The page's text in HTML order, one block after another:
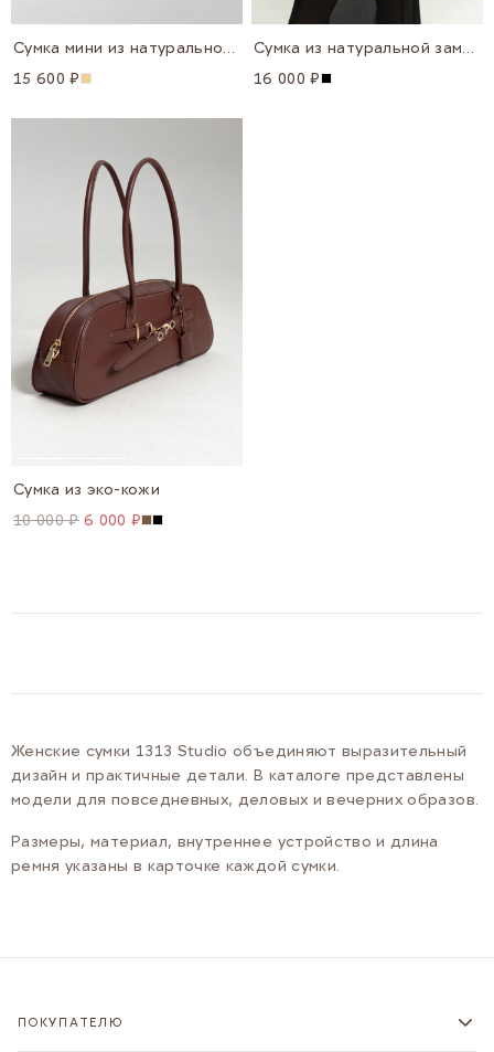
Сумка мини из натуральной кожи
15 600 ₽
Сумка из натуральной замши
16 000 ₽
Сумка из эко-кожи
10 000 ₽ 6 000 ₽
Женские сумки 1313 Studio объединяют выразительный
дизайн и практичные детали. В каталоге представлены
модели для повседневных, деловых и вечерних образов.
Размеры, материал, внутреннее устройство и длина
ремня указаны в карточке каждой сумки.
ПОКУПАТЕЛЮ